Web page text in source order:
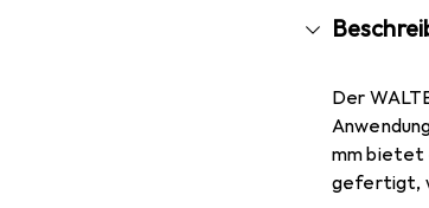
Der
mm bietet
gefertigt,